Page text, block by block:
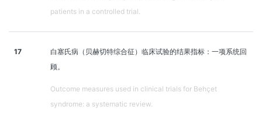
patients in a controlled trial.
17
白塞氏病（贝赫切特综合征）临床试验的结果指标：一项系统回
顾。
Outcome measures used in clinical trials for Behçet
syndrome: a systematic review.